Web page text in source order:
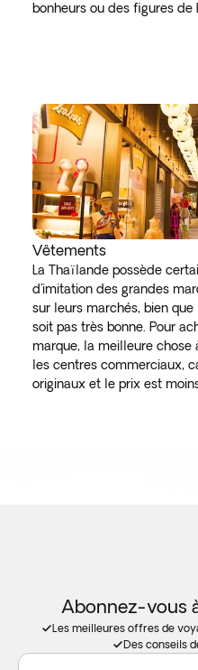
bonheurs ou des figures de
Vêtements
La Thaïlande possède
d'imitation des grandes
sur leurs marchés, bien
soit pas très bonne. Pour
marque, la meilleure
les centres commerciaux,
originaux et le prix est
Abonnez-vous
Les meilleures offres de
Des conseils